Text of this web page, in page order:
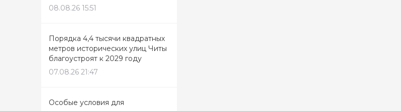
08.08.26 15:51
Порядка 4,4 тысячи квадратных
метров исторических улиц Читы
благоустроят к 2029 году
07.08.26 21:47
Особые условия для